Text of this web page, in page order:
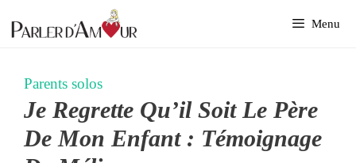
au
Menu
Parents solos
Je Regrette Qu’il Soit Le Père
De Mon Enfant : Témoignage